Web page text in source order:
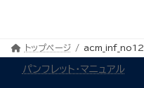
トップページ acm_inf_no12
パンフレット・マニュアル